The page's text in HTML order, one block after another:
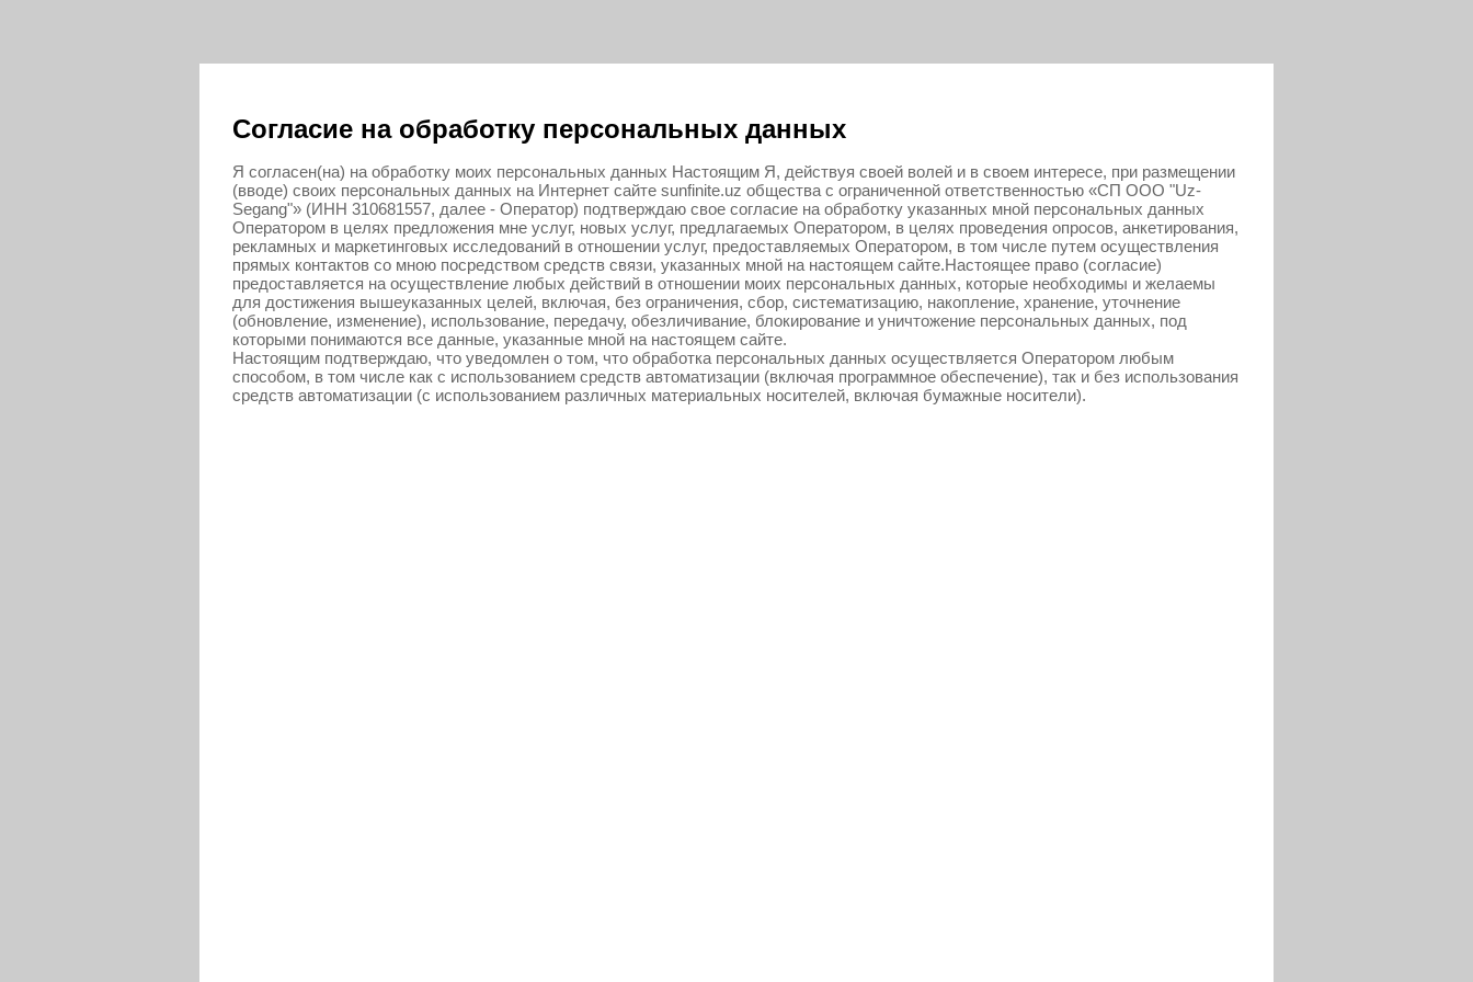
Согласие на обработку персональных данных
Я согласен(на) на обработку моих персональных данных Настоящим Я, действуя своей волей и в своем интересе, при размещении
(вводе) своих персональных данных на Интернет сайте sunfinite.uz общества с ограниченной ответственностью «СП ООО "Uz-
Segang"» (ИНН 310681557, далее - Оператор) подтверждаю свое согласие на обработку указанных мной персональных данных
Оператором в целях предложения мне услуг, новых услуг, предлагаемых Оператором, в целях проведения опросов, анкетирования,
рекламных и маркетинговых исследований в отношении услуг, предоставляемых Оператором, в том числе путем осуществления
прямых контактов со мною посредством средств связи, указанных мной на настоящем сайте.Настоящее право (согласие)
предоставляется на осуществление любых действий в отношении моих персональных данных, которые необходимы и желаемы
для достижения вышеуказанных целей, включая, без ограничения, сбор, систематизацию, накопление, хранение, уточнение
(обновление, изменение), использование, передачу, обезличивание, блокирование и уничтожение персональных данных, под
которыми понимаются все данные, указанные мной на настоящем сайте.
Настоящим подтверждаю, что уведомлен о том, что обработка персональных данных осуществляется Оператором любым
способом, в том числе как с использованием средств автоматизации (включая программное обеспечение), так и без использования
средств автоматизации (с использованием различных материальных носителей, включая бумажные носители).